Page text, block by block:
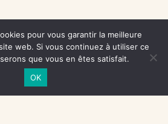
pour vous garantir la meilleure
web. Si vous continuez à utiliser ce
que vous en êtes satisfait.
OK